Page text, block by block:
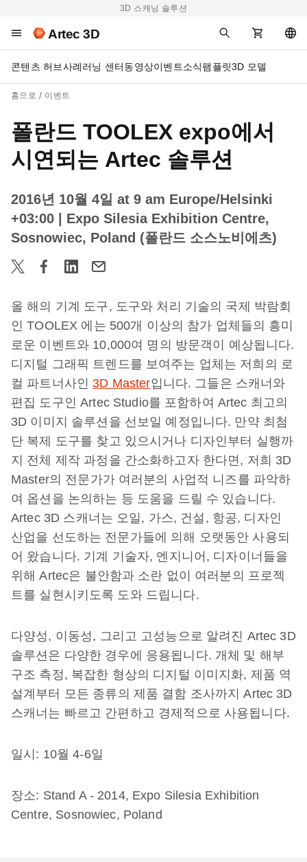
3D 스캐닝 솔루션
Artec 3D
콘텐츠 허브사례러닝 센터동영상이벤트소식팸플릿3D 모델
홈으로 이벤트
폴란드 TOOLEX expo에서
시연되는 Artec 솔루션
2016년 10월 4일 at 9 am Europe/Helsinki
+03:00
| Expo Silesia Exhibition Centre,
Sosnowiec, Poland (폴란드 소스노비에츠)
올 해의 기계 도구, 도구와 처리 기술의 국제 박람회
인 TOOLEX 에는 500개 이상의 참가 업체들의 흥미
로운 이벤트와 10,000여 명의 방문객이 예상됩니다.
디지털 그래픽 트렌드를 보여주는 업체는 저희의 로
컬 파트너사인3D Master입니다. 그들은 스캐너와
편집 도구인 Artec Studio를 포함하여 Artec 최고의
3D 이미지 솔루션을 선보일 예정입니다. 만약 최첨
단 복제 도구를 찾고 있으시거나 디자인부터 실행까
지 전체 제작 과정을 간소화하고자 한다면, 저희 3D
Master의 전문가가 여러분의 사업적 니즈를 파악하
여 옵션을 논의하는 등 도움을 드릴 수 있습니다.
Artec 3D 스캐너는 오일, 가스, 건설, 항공, 디자인
산업을 선도하는 전문가들에 의해 오랫동안 사용되
어 왔습니다. 기계 기술자, 엔지니어, 디자이너들을
위해 Artec은 불안함과 소란 없이 여러분의 프로젝
트를 실현시키도록 도와 드립니다.
다양성, 이동성, 그리고 고성능으로 알려진 Artec 3D
솔루션은 다양한 경우에 응용됩니다. 개체 및 해부
구조 측정, 복잡한 형상의 디지털 이미지화, 제품 역
설계부터 모든 종류의 제품 결함 조사까지 Artec 3D
스캐너는 빠르고 간편하고 경제적으로 사용됩니다.
일시: 10월 4-6일
장소: Stand A - 2014, Expo Silesia Exhibition
Centre, Sosnowiec, Poland